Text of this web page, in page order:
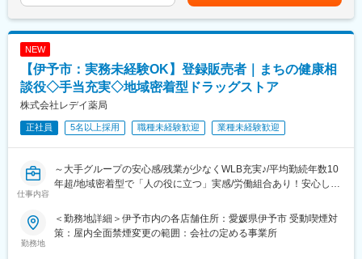
■安定した経営基盤のもと、長期的なキャリア形成が可能：
ツルハグループの一員として安定した基盤があり、腰を据えてキ
■労働組合があるので、安心して長く働ける仕組みがある：
職場での困りごとや意見を、労働組合を通じて会社に届けること
ができ、声を上げやすい環境があります。
＜数字で見るレデイ薬局＞
・男女比＝5：5
・平均勤続年数：10.9年
・月平均残業時間：8.7時間
変更の範囲：会社の定める業務
・売上・数値管理の補助
・スタッフのサポート業務
☆経験や適性に応じて、将来的にはスタッフの育成、
だく可能性があります。
＼仕事のやりがい／
レデイ薬局は、地域に密着したドラッグストアとして、
「健康相談ができる身近な存在」を目指しています。
◎日々の接客を通じてお客様から直接「ありがとう」をもらえる
◎将来的には店長として、店舗・人・地域をまとめる立場を目指
せる
です。
NEW
【伊予市：実務未経験OK】登録販売者｜まちの健康相
談役◇手当充実◇地域密着型ドラッグストア
株式会社レデイ薬局
正社員 5名以上採用 職種未経験歓迎 業種未経験歓迎
仕事内容
～大手グループの安心感/残業が少なくWLB充実♪/平均勤続年数10
年超/地域密着型で「人の役に立つ」実感/労働組合あり！安心して
■仕事内容：
勤務地
＜勤務地詳細＞伊予市内の各店舗住所：愛媛県伊予市 受動喫煙対
策：屋内全面禁煙変更の範囲：会社の定める事業所